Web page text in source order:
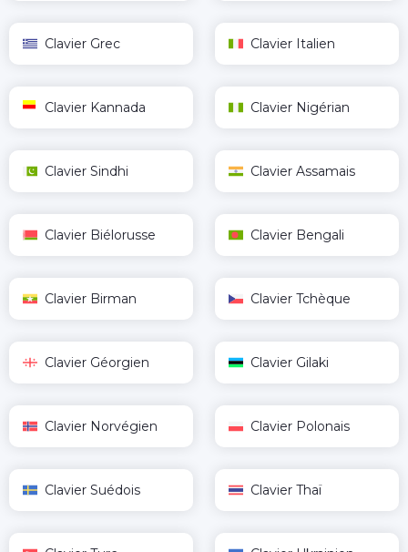
Clavier Grec Clavier Italien
Clavier Kannada Clavier Nigérian
Clavier Sindhi Clavier Assamais
Clavier Biélorusse Clavier Bengali
Clavier Birman Clavier Tchèque
Clavier Géorgien Clavier Gilaki
Clavier Norvégien Clavier Polonais
Clavier Suédois Clavier Thaï